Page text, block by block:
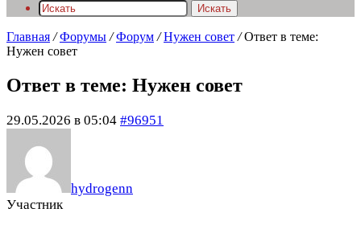
Искать
Главная / Форумы / Форум / Нужен совет / Ответ в теме:
Нужен совет
Ответ в теме: Нужен совет
29.05.2026 в 05:04 #96951
hydrogenn
Участник